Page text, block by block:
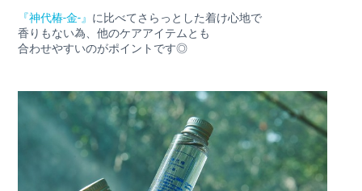
『神代椿-金-』 に比べてさらっとした着け心地で
香りもない為、他のケアアイテムとも
合わせやすいのがポイントです◎